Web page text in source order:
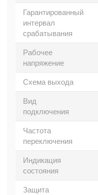
Гарантированный
интервал
срабатывания
Рабочее
напряжение
Схема выхода
Вид
подключения
Частота
переключения
Индикация
состояния
Защита